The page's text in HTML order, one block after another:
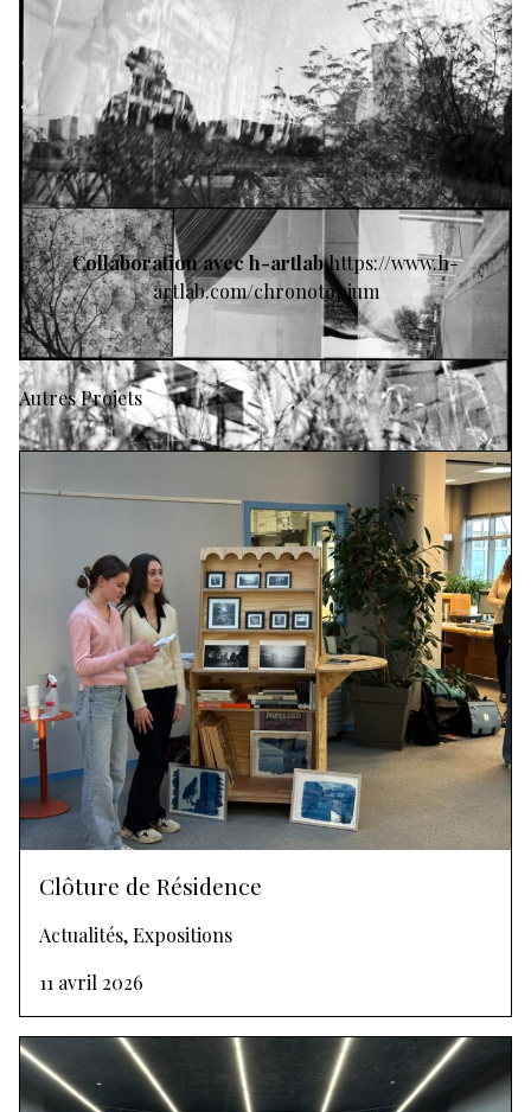
Collaboration avec h-artlabhttps://www.h-
artlab.com/chronotopium
Autres Projets
Clôture de Résidence
Actualités, Expositions
11 avril 2026